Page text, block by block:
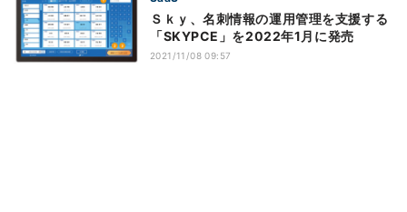
Ｓｋｙ、名刺情報の運用管理を支援する
「SKYPCE」を2022年1月に発売
2021/11/08 09:57